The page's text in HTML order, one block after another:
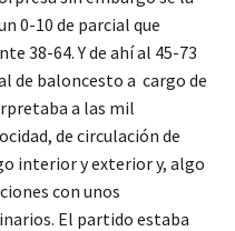
0-10 de parcial que
38-64. Y de ahí al 45-73
de baloncesto a cargo de
a las mil
de circulación de
interior y exterior y, algo
con unos
El partido estaba